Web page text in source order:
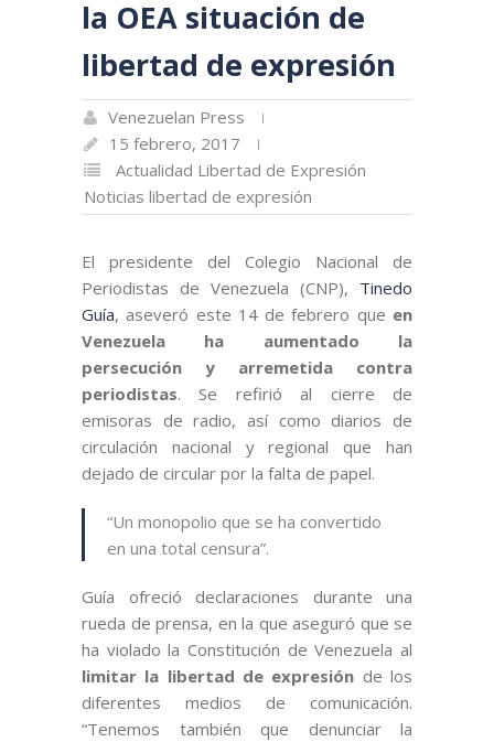
la OEA situación de
libertad de expresión
Venezuelan Press
15 febrero, 2017
Actualidad Libertad de Expresión
Noticias libertad de expresión
El presidente del Colegio Nacional de
Periodistas de Venezuela (CNP), Tinedo
Guía, aseveró este 14 de febrero que en
Venezuela ha aumentado la
persecución y arremetida contra
periodistas. Se refirió al cierre de
emisoras de radio, así como diarios de
circulación nacional y regional que han
dejado de circular por la falta de papel.
“Un monopolio que se ha convertido
en una total censura”.
Guía ofreció declaraciones durante una
rueda de prensa, en la que aseguró que se
ha violado la Constitución de Venezuela al
limitar la libertad de expresión de los
diferentes medios de comunicación.
“Tenemos también que denunciar la